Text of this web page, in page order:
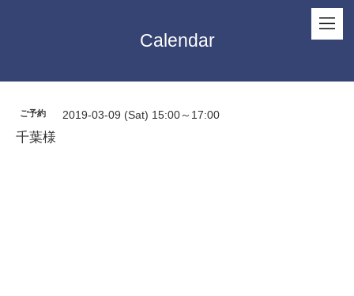
Calendar
ご予約 2019-03-09 (Sat) 15:00～17:00
千葉様